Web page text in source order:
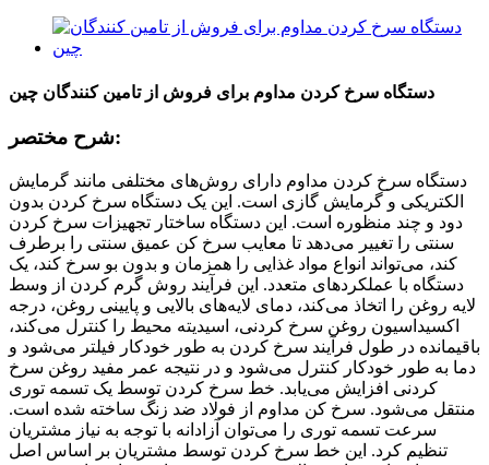
دستگاه سرخ کردن مداوم برای فروش از تامین کنندگان چین
شرح مختصر:
دستگاه سرخ کردن مداوم دارای روش‌های مختلفی مانند گرمایش
الکتریکی و گرمایش گازی است. این یک دستگاه سرخ کردن بدون
دود و چند منظوره است. این دستگاه ساختار تجهیزات سرخ کردن
سنتی را تغییر می‌دهد تا معایب سرخ کن عمیق سنتی را برطرف
کند، می‌تواند انواع مواد غذایی را همزمان و بدون بو سرخ کند، یک
دستگاه با عملکردهای متعدد. این فرآیند روش گرم کردن از وسط
لایه روغن را اتخاذ می‌کند، دمای لایه‌های بالایی و پایینی روغن، درجه
اکسیداسیون روغن سرخ کردنی، اسیدیته محیط را کنترل می‌کند،
باقیمانده در طول فرآیند سرخ کردن به طور خودکار فیلتر می‌شود و
دما به طور خودکار کنترل می‌شود و در نتیجه عمر مفید روغن سرخ
کردنی افزایش می‌یابد. خط سرخ کردن توسط یک تسمه توری
منتقل می‌شود. سرخ کن مداوم از فولاد ضد زنگ ساخته شده است.
سرعت تسمه توری را می‌توان آزادانه با توجه به نیاز مشتریان
تنظیم کرد. این خط سرخ کردن توسط مشتریان بر اساس اصل